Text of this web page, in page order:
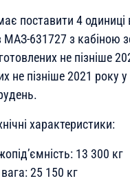
поставити 4
МАЗ-631727 з кабіною
не пізніше
не пізніше 2021 року у
характеристики:
13 300 кг
25 150 кг